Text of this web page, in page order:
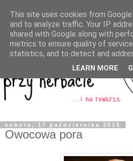
sobota, 17 października 2015
Owocowa pora
This site uses cookies from
and to analyze traffic. Your IP
shared with Google along with
metrics to ensure quality of
statistics, and to detect and
LEARN MORE